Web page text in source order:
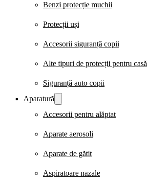
Benzi protecție muchii
Protecții uși
Accesorii siguranță copii
Alte tipuri de protecții pentru casă
Siguranță auto copii
Aparatură
Accesorii pentru alăptat
Aparate aerosoli
Aparate de gătit
Aspiratoare nazale